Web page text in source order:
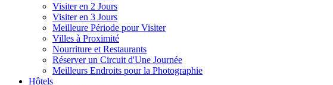
Visiter en 2 Jours
Visiter en 3 Jours
Meilleure Période pour Visiter
Villes à Proximité
Nourriture et Restaurants
Réserver un Circuit d'Une Journée
Meilleurs Endroits pour la Photographie
Hôtels